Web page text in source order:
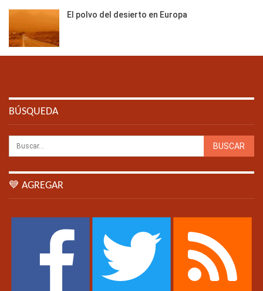
El polvo del desierto en Europa
BÚSQUEDA
💙 AGREGAR